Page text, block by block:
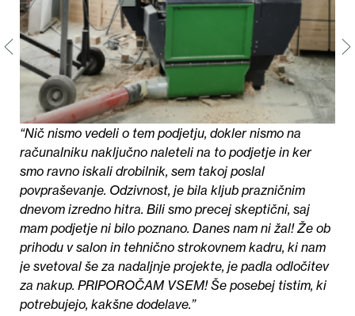
“Nič nismo vedeli o tem podjetju, dokler nismo na
računalniku naključno naleteli na to podjetje in ker
smo ravno iskali drobilnik, sem takoj poslal
povpraševanje. Odzivnost, je bila kljub prazničnim
dnevom izredno hitra. Bili smo precej skeptični, saj
mam podjetje ni bilo poznano. Danes nam ni žal! Že ob
prihodu v salon in tehnično strokovnem kadru, ki nam
je svetoval še za nadaljnje projekte, je padla odločitev
za nakup. PRIPOROČAM VSEM! Še posebej tistim, ki
potrebujejo, kakšne dodelave.”